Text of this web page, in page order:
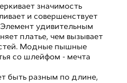
значимость
и совершенствует
удивительным
платье, чем вызывает
Модные пышные
со шлейфом - мечта
быть разным по длине,